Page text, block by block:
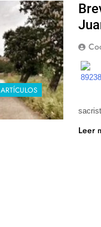
ARTÍCULOS
Leer